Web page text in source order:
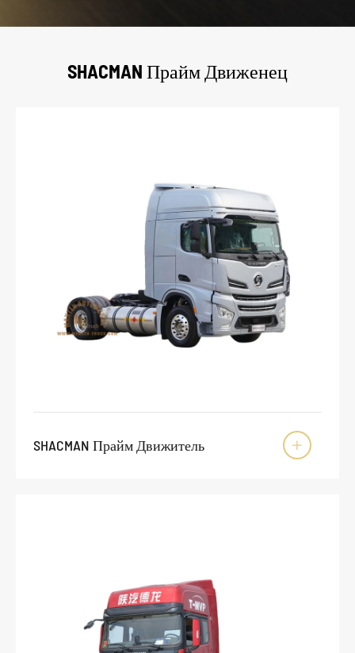
SHACMAN Прайм Движенец
SHACMAN Прайм Движитель 